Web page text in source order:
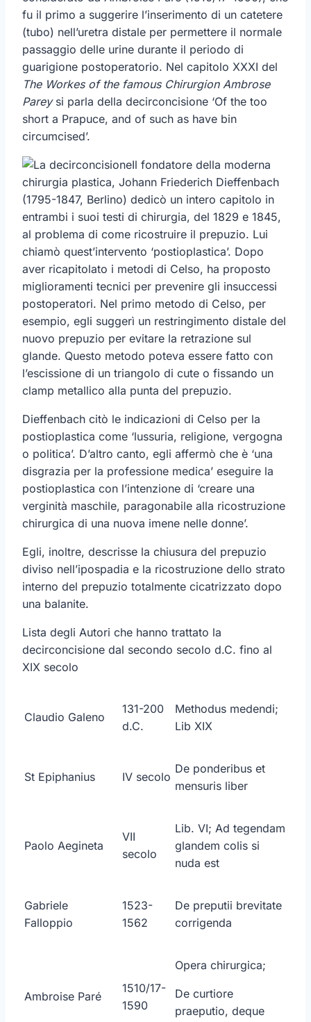
fu il primo a suggerire l’inserimento di un catetere
(tubo) nell’uretra distale per permettere il normale
passaggio delle urine durante il periodo di
guarigione postoperatorio. Nel capitolo XXXI del
The Workes of the famous Chirurgion Ambrose
Pareysi parla della decirconcisione ‘Of the too
short a Prapuce, and of such as have bin
circumcised’.
Il fondatore della moderna
chirurgia plastica, Johann Friederich Dieffenbach
(1795-1847, Berlino) dedicò un intero capitolo in
entrambi i suoi testi di chirurgia, del 1829 e 1845,
al problema di come ricostruire il prepuzio. Lui
chiamò quest’intervento ‘postioplastica’. Dopo
aver ricapitolato i metodi di Celso, ha proposto
miglioramenti tecnici per prevenire gli insuccessi
postoperatori. Nel primo metodo di Celso, per
esempio, egli suggerì un restringimento distale del
nuovo prepuzio per evitare la retrazione sul
glande. Questo metodo poteva essere fatto con
l’escissione di un triangolo di cute o fissando un
clamp metallico alla punta del prepuzio.
Dieffenbach citò le indicazioni di Celso per la
postioplastica come ‘lussuria, religione, vergogna
o politica’. D’altro canto, egli affermò che è ‘una
disgrazia per la professione medica’ eseguire la
postioplastica con l’intenzione di ‘creare una
verginità maschile, paragonabile alla ricostruzione
chirurgica di una nuova imene nelle donne’.
Egli, inoltre, descrisse la chiusura del prepuzio
diviso nell’ipospadia e la ricostruzione dello strato
interno del prepuzio totalmente cicatrizzato dopo
una balanite.
Lista degli Autori che hanno trattato la
decirconcisione dal secondo secolo d.C. fino al
XIX secolo
Claudio Galeno
131-200
d.C.
Methodus medendi;
Lib XIX
St Epiphanius IV secolo
De ponderibus et
mensuris liber
Paolo Aegineta
VII
secolo
Lib. VI; Ad tegendam
glandem colis si
nuda est
Gabriele
Falloppio
1523-
1562
De preputii brevitate
corrigenda
Ambroise Paré
1510/17-
1590
Opera chirurgica;
De curtiore
praeputio, deque